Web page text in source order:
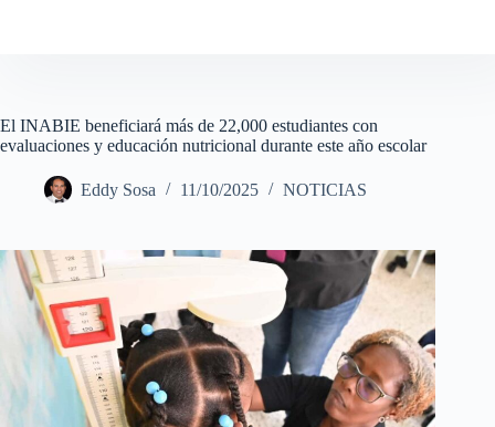
El INABIE beneficiará más de 22,000 estudiantes con
evaluaciones y educación nutricional durante este año escolar
Eddy Sosa 11/10/2025 NOTICIAS